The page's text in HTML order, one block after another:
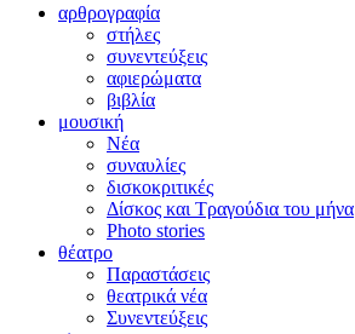
αρθρογραφία
στήλες
συνεντεύξεις
αφιερώματα
βιβλία
μουσική
Νέα
συναυλίες
δισκοκριτικές
Δίσκος και Τραγούδια του μήνα
Photo stories
θέατρο
Παραστάσεις
θεατρικά νέα
Συνεντεύξεις